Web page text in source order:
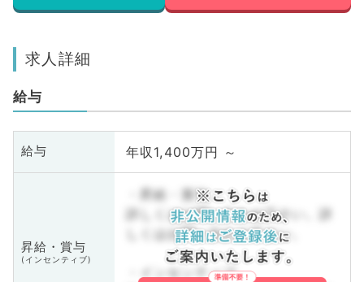
求人詳細
給与
給与 年収1,400万円 ～
昇給・賞与
(インセンティブ)
・昇給・賞与
詳しくはお問い合わせ下さい。詳
しくはお問い合わせ下さい。
・インセンティブ